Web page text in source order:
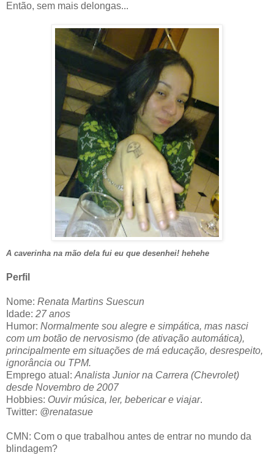
Então, sem mais delongas...
A caverinha na mão dela fui eu que desenhei! hehehe
Perfil
Nome: Renata Martins Suescun
Idade: 27 anos
Humor: Normalmente sou alegre e simpática, mas nasci
com um botão de nervosismo (de ativação automática),
principalmente em situações de má educação, desrespeito,
ignorância ou TPM.
Emprego atual: Analista Junior na Carrera (Chevrolet)
desde Novembro de 2007
Hobbies: Ouvir música, ler, bebericar e viajar.
Twitter: @renatasue
CMN: Com o que trabalhou antes de entrar no mundo da
blindagem?